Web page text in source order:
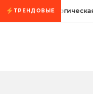
Промотать к
ТРЕНДОВЫЕ